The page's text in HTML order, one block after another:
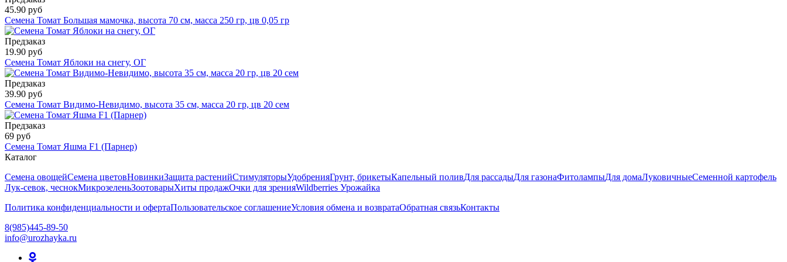
45.90 руб
Семена Томат Большая мамочка, высота 70 см, масса 250 гр, цв 0,05 гр
Предзаказ
19.90 руб
Семена Томат Яблоки на снегу, ОГ
Предзаказ
39.90 руб
Семена Томат Видимо-Невидимо, высота 35 см, масса 20 гр, цв 20 сем
Предзаказ
69 руб
Семена Томат Яшма F1 (Парнер)
Каталог
Семена овощейСемена цветовНовинкиЗащита растенийСтимуляторыУдобренияГрунт, брикетыКапельный поливДля рассадыДля газонаФитолампыДля домаЛуковичныеСеменной картофель
Лук-севок, чеснокМикрозеленьЗоотоварыХиты продажОчки для зренияWildberries Урожайка
Политика конфиденциальности и офертаПользовательское соглашениеУсловия обмена и возвратаОбратная связьКонтакты
8(985)445-89-50
info@urozhayka.ru